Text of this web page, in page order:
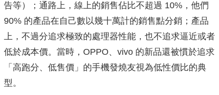
告等）；通路上，線上的銷售佔比不超過 10%，他們
90% 的產品在自己數以幾十萬計的銷售點分銷；產品
上，不過分追求極致的處理器性能，也不追求逼近或者
低於成本價。當時，OPPO、vivo 的新品還被慣於追求
「高跑分、低售價」的手機發燒友視為低性價比的典
型。